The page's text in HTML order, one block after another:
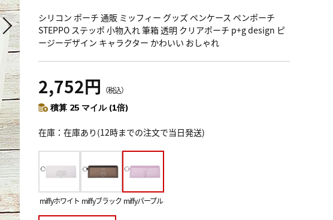
シリコン ポーチ 通販 ミッフィー グッズ ペンケース ペンポーチ
STEPPO ステッポ 小物入れ 筆箱 透明 クリアポーチ p+g design ピ
ージーデザイン キャラクター かわいい おしゃれ
2,752円 （税込）
積算 25 マイル (1倍)
在庫 在庫あり(12時までの注文で当日発送)
miffyホワイト miffyブラック miffyパープル